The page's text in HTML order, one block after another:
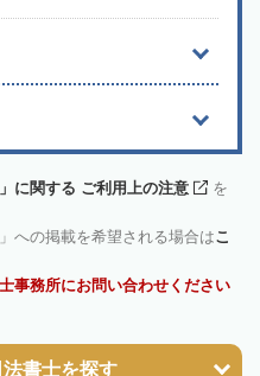
に関する ご利用上の注意
を
への掲載を希望される場合はこ
事務所にお問い合わせください
法書士を探す